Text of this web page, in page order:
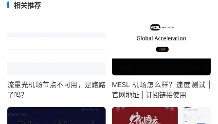
相关推荐
流量光机场节点不可用，是跑路
了吗？
MESL 机场怎么样？速度测试 |
官网地址 | 订阅链接使用